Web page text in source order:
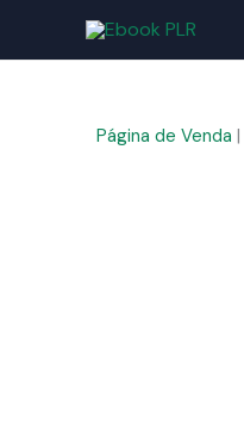
Página de Venda |